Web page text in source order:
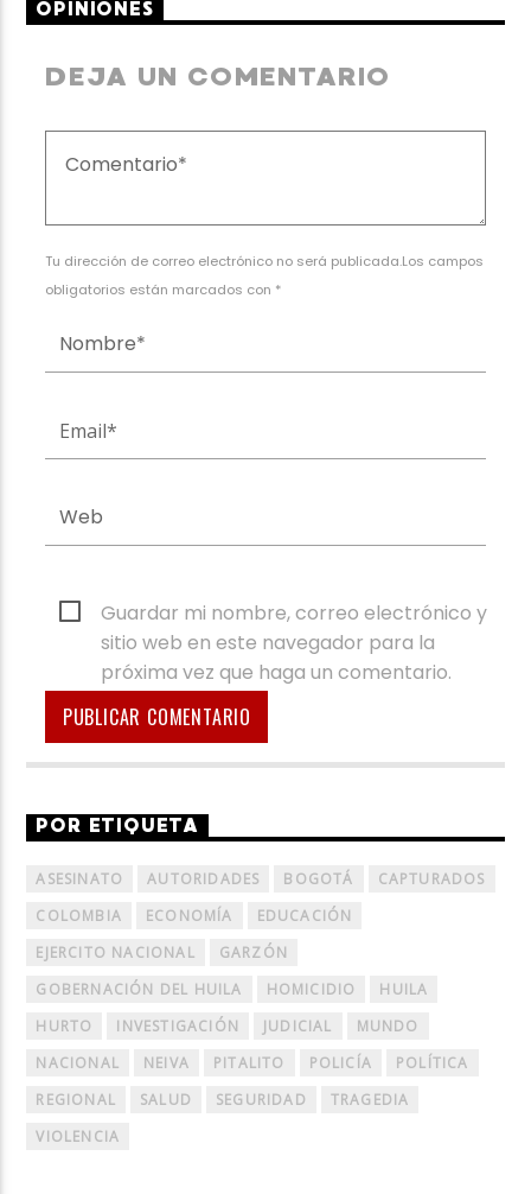
OPINIONES
DEJA UN COMENTARIO
Tu dirección de correo electrónico no será publicada.Los campos
obligatorios están marcados con *
Guardar mi nombre, correo electrónico y
sitio web en este navegador para la
próxima vez que haga un comentario.
POR ETIQUETA
ASESINATO AUTORIDADES BOGOTÁ
CAPTURADOS
COLOMBIA
ECONOMÍA
EDUCACIÓN
EJERCITO NACIONAL
GARZÓN
GOBERNACIÓN DEL HUILA
HOMICIDIO
HUILA
HURTO
INVESTIGACIÓN JUDICIAL
MUNDO
NACIONAL
NEIVA PITALITO POLICÍA
POLÍTICA
REGIONAL
SALUD SEGURIDAD
TRAGEDIA
VIOLENCIA